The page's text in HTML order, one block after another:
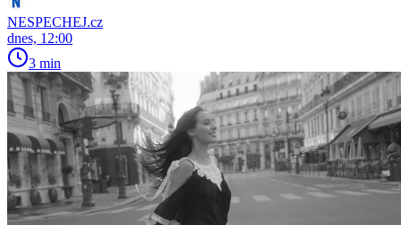
NESPECHEJ.cz
dnes, 12:00
3 min